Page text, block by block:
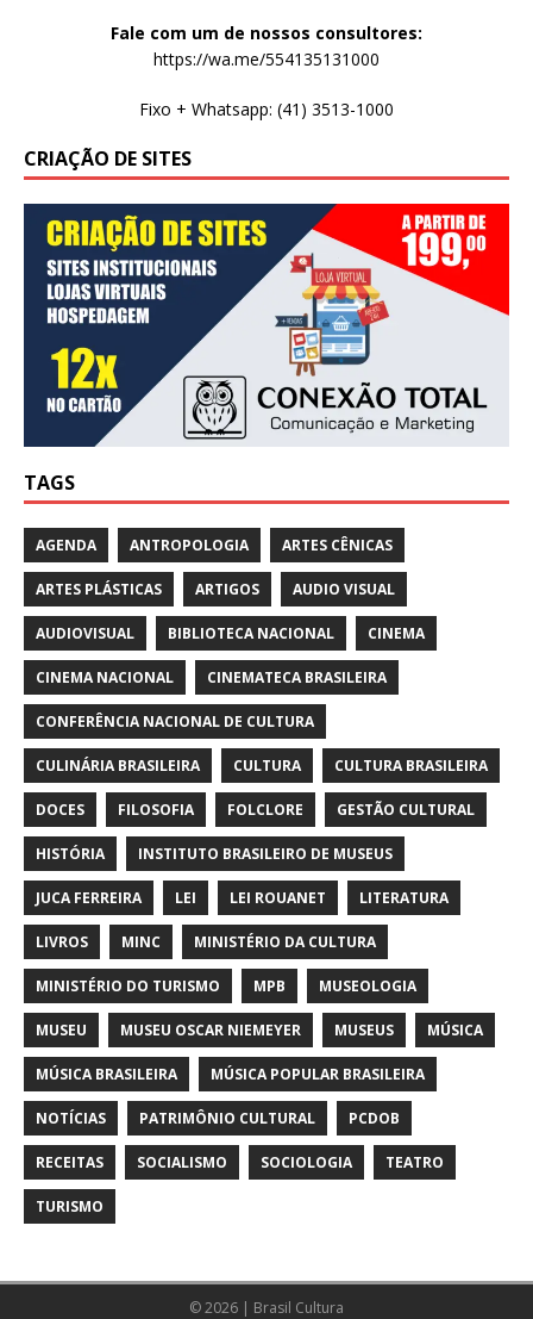
Fale com um de nossos consultores:
https://wa.me/554135131000
Fixo + Whatsapp: (41) 3513-1000
CRIAÇÃO DE SITES
TAGS
AGENDA ANTROPOLOGIA ARTES CÊNICAS
ARTES PLÁSTICAS ARTIGOS AUDIO VISUAL
AUDIOVISUAL BIBLIOTECA NACIONAL CINEMA
CINEMA NACIONAL CINEMATECA BRASILEIRA
CONFERÊNCIA NACIONAL DE CULTURA
CULINÁRIA BRASILEIRA CULTURA CULTURA BRASILEIRA
DOCES FILOSOFIA FOLCLORE GESTÃO CULTURAL
HISTÓRIA INSTITUTO BRASILEIRO DE MUSEUS
JUCA FERREIRA LEI LEI ROUANET LITERATURA
LIVROS MINC MINISTÉRIO DA CULTURA
MINISTÉRIO DO TURISMO MPB MUSEOLOGIA
MUSEU MUSEU OSCAR NIEMEYER MUSEUS MÚSICA
MÚSICA BRASILEIRA MÚSICA POPULAR BRASILEIRA
NOTÍCIAS PATRIMÔNIO CULTURAL PCDOB
RECEITAS SOCIALISMO SOCIOLOGIA TEATRO
TURISMO
© 2026 | Brasil Cultura